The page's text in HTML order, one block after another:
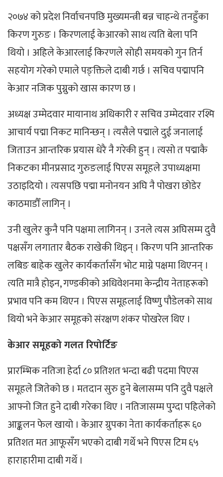
२०७४ को प्रदेश निर्वाचनपछि मुख्यमन्त्री बन्न चाहन्थे तनहुँका
किरण गुरुङ । किरणलाई केआरको साथ त्यति बेला पनि
थियो । अहिले केआरलाई किरणले सोही समयको गुन तिर्न
सहयोग गरेको एमाले पङ्क्तिले दाबी गर्छ । सचिव पद्मापनि
केआर नजिक पुग्नुको खास कारण छ ।
अध्यक्ष उम्मेदवार मायानाथ अधिकारी र सचिव उम्मेदवार रश्मि
आचार्य पद्मा निकट मानिन्छन् । त्यसैले पद्माले दुई जनालाई
जिताउन आन्तरिक प्रयास धेरै नै गरेकी हुन् । त्यसो त पद्माकै
निकटका मीनप्रसाद गुरुङलाई पिएस समूहले उपाध्यक्षमा
उठाइदियो । त्यसपछि पद्मा मनोनयन अघि नै पोखरा छोडेर
काठमाडौँ लागिन् ।
उनी खुलेर कुनै पनि पक्षमा लागिनन् । उनले त्यस अघिसम्म दुवै
पक्षसँग लगातार बैठक राखेकी थिइन् । किरण पनि आन्तरिक
लबिङ बाहेक खुलेर कार्यकर्तासँग भोट माग्ने पक्षमा थिएनन् ।
त्यति मात्रै होइन, गण्डकीको अधिवेशनमा केन्द्रीय नेताहरूको
प्रभाव पनि कम थिएन । पिएस समूहलाई विष्णु पौडेलको साथ
थियो भने केआर समूहको संरक्षण शंकर पोखरेल थिए ।
केआर समूहको गलत रिपोर्टिङ
प्रारम्भिक नतिजा हेर्दा ८० प्रतिशत भन्दा बढी पदमा पिएस
समूहले जितेको छ । मतदान सुरु हुने बेलासम्म पनि दुवै पक्षले
आफ्नो जित हुने दाबी गरेका थिए । नतिजासम्म पुग्दा पहिलेको
आङ्कलन फेल खायो । केआर ग्रुपका नेता कार्यकर्ताहरू ६०
प्रतिशत मत आफूसँग भएको दाबी गर्थे भने पिएस टिम ६५
हाराहारीमा दाबी गर्थे ।